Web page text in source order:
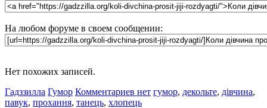
На любом форуме в своем сообщении:
Нет похожих записей.
Гадззилла Гумор Комментариев нет гумор, декольте, дівчина,
павук, прохання, танець, хлопець